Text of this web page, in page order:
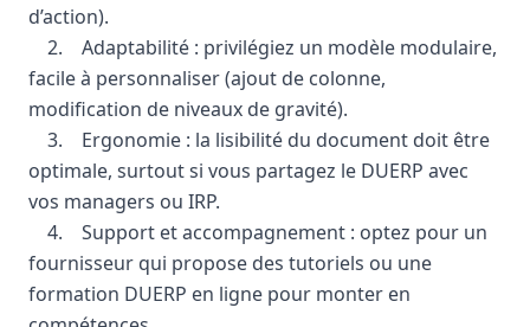
d’action).
2. Adaptabilité : privilégiez un modèle modulaire,
facile à personnaliser (ajout de colonne,
modification de niveaux de gravité).
3. Ergonomie : la lisibilité du document doit être
optimale, surtout si vous partagez le DUERP avec
vos managers ou IRP.
4. Support et accompagnement : optez pour un
fournisseur qui propose des tutoriels ou une
formation DUERP en ligne pour monter en